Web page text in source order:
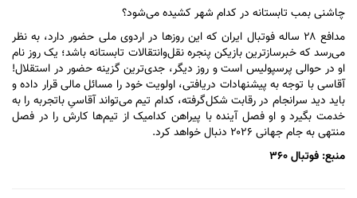
چاشنی بمب تابستانه در کدام شهر کشیده می‌شود؟
مدافع ۲۸ ساله فوتبال ایران که این روز‌ها در اردوی ملی حضور دارد، به نظر
می‌رسد که خبرسازترین بازیکن پنجره نقل‌وانتقالات تابستانه باشد؛ یک روز نام
او در حوالی پرسپولیس است و روز دیگر، جدی‌ترین گزینه حضور در استقلال!
آقاسی با توجه به پیشنهادات دریافتی، اولویت خود را مسائل مالی قرار داده و
باید دید سرانجام در رقابت شکل‌گرفته، کدام تیم می‌تواند آقاسیِ باتجربه را به
خدمت بگیرد و او فصل آینده با پیراهن کدامیک از تیم‌ها کارش را در فصل
منتهی به جام جهانی ۲۰۲۶ دنبال خواهد کرد.
منبع: فوتبال ۳۶۰